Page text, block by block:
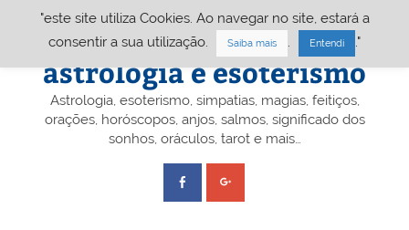
Portal A&E – Portal
astrologia e esoterismo
Astrologia, esoterismo, simpatias, magias, feitiços,
orações, horóscopos, anjos, salmos, significado dos
sonhos, oráculos, tarot e mais…
"este site utiliza Cookies. Ao navegar no site, estará a
consentir a sua utilização.
Saiba mais Entendi ."